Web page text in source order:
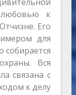
к
Его
для
собирается
Вся
связана с
к делу